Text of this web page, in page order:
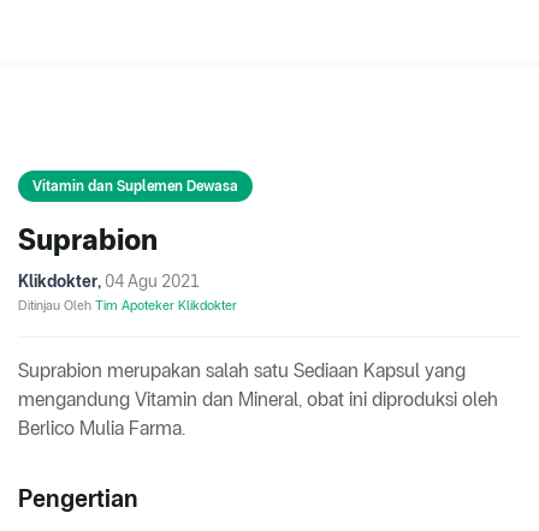
Vitamin dan Suplemen Dewasa
Suprabion
Klikdokter, 04 Agu 2021
Ditinjau Oleh Tim Apoteker Klikdokter
Suprabion merupakan salah satu Sediaan Kapsul yang
mengandung Vitamin dan Mineral, obat ini diproduksi oleh
Berlico Mulia Farma.
Pengertian